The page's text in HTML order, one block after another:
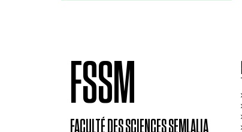
FSSM
FACULTÉ DES SCIENCES SEMLALIA